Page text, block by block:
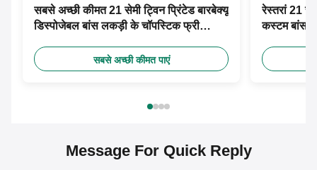
सबसे अच्छी कीमत 21 सेमी ट्विन प्रिंटेड बारबेक्यू
डिस्पोजेबल बांस लकड़ी के चॉपस्टिक फ्री
सबसे अच्छी कीमत पाएं
रेस्तरां 21
कस्टम बांस
Message For Quick Reply